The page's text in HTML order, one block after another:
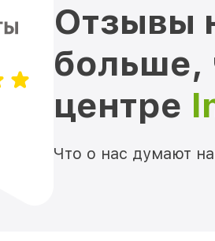
Отзывы
больше,
центре
Что о нас думают